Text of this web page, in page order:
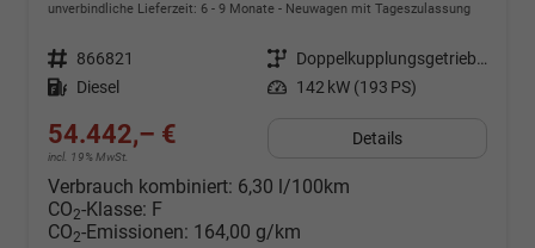
unverbindliche Lieferzeit: 6 - 9 Monate Neuwagen mit Tageszulassung
Fahrzeugnr. 866821 Getriebe
Doppelkupplungsgetriebe (DSG)
Kraftstoff Diesel Leistung 142 kW (193 PS)
54.442,– €
incl. 19% MwSt.
Details
Verbrauch kombiniert: 6,30 l/100km
CO2-Klasse: F
CO2-Emissionen: 164,00 g/km